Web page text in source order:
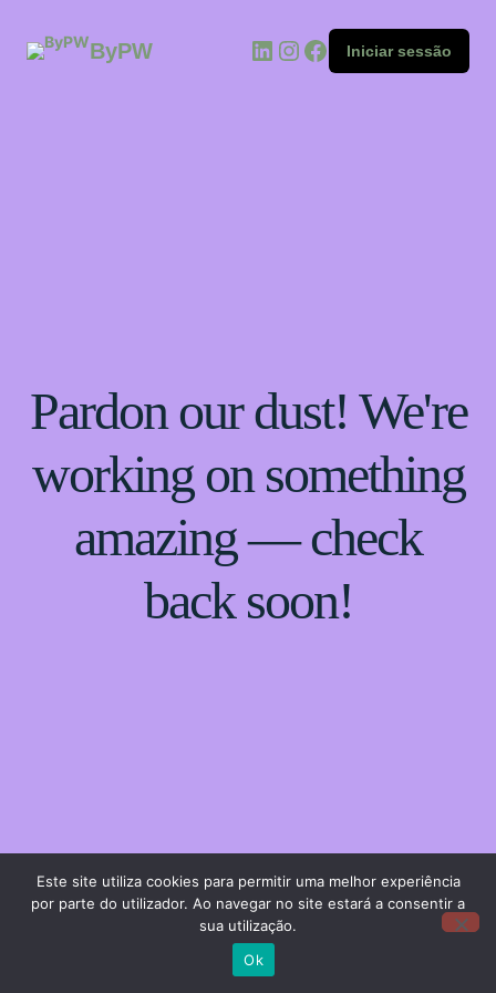
ByPW Iniciar sessão
Pardon our dust! We're
working on something
amazing — check
back soon!
Este site utiliza cookies para permitir uma melhor experiência
por parte do utilizador. Ao navegar no site estará a consentir a
sua utilização.
Ok